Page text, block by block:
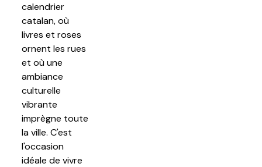
calendrier
catalan, où
livres et roses
ornent les rues
et où une
ambiance
culturelle
vibrante
imprègne toute
la ville. C'est
l'occasion
idéale de vivre